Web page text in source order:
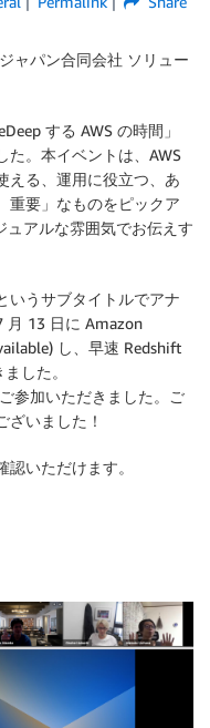
ャパン合同会社 ソリュー
する AWS の時間」
た。本イベントは、AWS
える、運用に役立つ、あ
重要」なものをピックア
ュアルな雰囲気でお伝えす
いうサブタイトルでアナ
月 13 日に Amazon
し、早速 Redshift
した。
参加いただきました。ご
ざいました！
認いただけます。